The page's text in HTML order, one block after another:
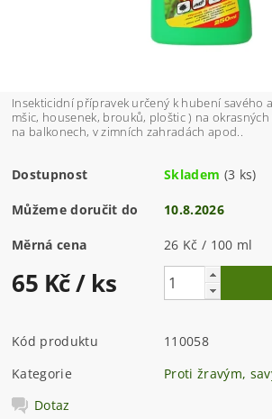
Insekticidní přípravek určený k hubení savého
mšic, housenek, brouků, ploštic ) na
na balkonech, v zimních zahradách apod..
Dostupnost Skladem (3 ks)
Můžeme doručit do 10.8.2026
Měrná cena 26 Kč / 100 ml
65 Kč/ ks
Kód produktu
110058
Kategorie
Proti žravým,
Dotaz